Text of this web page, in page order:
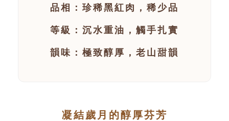
品相：珍稀黑紅肉，稀少品
等級：沉水重油，觸手扎實
韻味：極致醇厚，老山甜韻
凝結歲月的醇厚芬芳